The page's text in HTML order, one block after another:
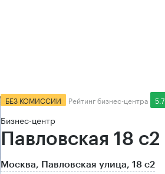
БЕЗ КОМИССИИ Рейтинг бизнес-центра 5.7
Бизнес-центр
Павловская 18 с2
Москва, Павловская улица, 18 с2